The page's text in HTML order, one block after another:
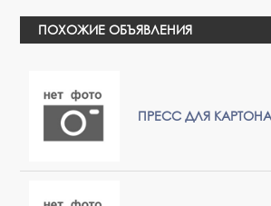
ПОХОЖИЕ ОБЪЯВЛЕНИЯ
ПРЕСС ДЛЯ КАРТОНА